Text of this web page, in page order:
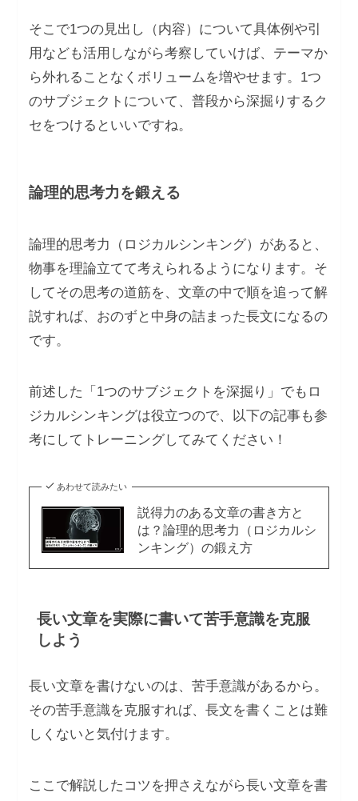
そこで1つの見出し（内容）について具体例や引
用なども活用しながら考察していけば、テーマか
ら外れることなくボリュームを増やせます。1つ
のサブジェクトについて、普段から深掘りするク
セをつけるといいですね。
論理的思考力を鍛える
論理的思考力（ロジカルシンキング）があると、
物事を理論立てて考えられるようになります。そ
してその思考の道筋を、文章の中で順を追って解
説すれば、おのずと中身の詰まった長文になるの
です。
前述した「1つのサブジェクトを深掘り」でもロ
ジカルシンキングは役立つので、以下の記事も参
考にしてトレーニングしてみてください！
あわせて読みたい
説得力のある文章の書き方と
は？論理的思考力（ロジカルシ
ンキング）の鍛え方
長い文章を実際に書いて苦手意識を克服
しよう
長い文章を書けないのは、苦手意識があるから。
その苦手意識を克服すれば、長文を書くことは難
しくないと気付けます。
ここで解説したコツを押さえながら長い文章を書